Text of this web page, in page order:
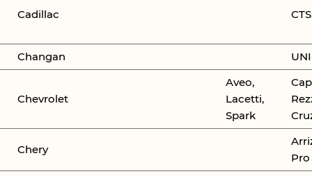
Cadillac
Changan
Chevrolet
Aveo,
Lacetti,
Spark
Chery
Pro